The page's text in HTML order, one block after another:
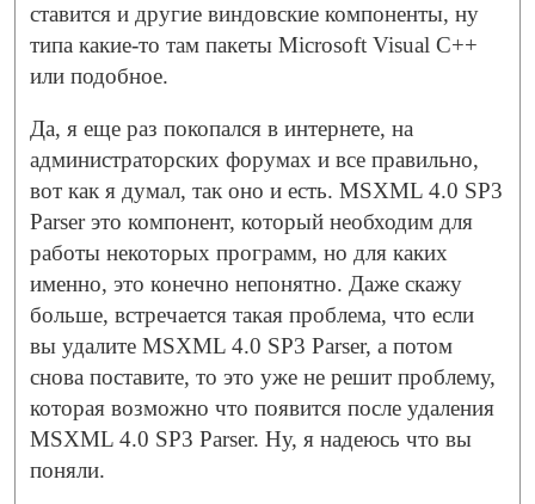
ставится и другие виндовские компоненты, ну
типа какие-то там пакеты Microsoft Visual C++
или подобное.
Да, я еще раз покопался в интернете, на
администраторских форумах и все правильно,
вот как я думал, так оно и есть. MSXML 4.0 SP3
Parser это компонент, который необходим для
работы некоторых программ, но для каких
именно, это конечно непонятно. Даже скажу
больше, встречается такая проблема, что если
вы удалите MSXML 4.0 SP3 Parser, а потом
снова поставите, то это уже не решит проблему,
которая возможно что появится после удаления
MSXML 4.0 SP3 Parser. Ну, я надеюсь что вы
поняли.